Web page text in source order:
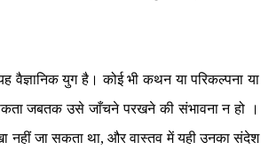
वैज्ञानिक युग है। कोई भी कथन या परिकल्पना या
सकता जबतक उसे जाँचने परखने की संभावना न हो ।
नहीं जा सकता था,और वास्तव में यही उनका संदेश